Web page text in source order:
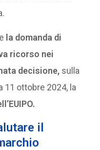
la domanda di
ricorso nei
decisione, sulla
11 ottobre 2024, la
il